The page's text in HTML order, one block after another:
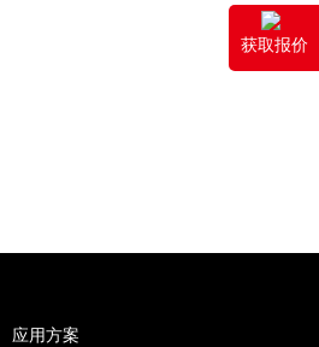
应用方案
获取报价